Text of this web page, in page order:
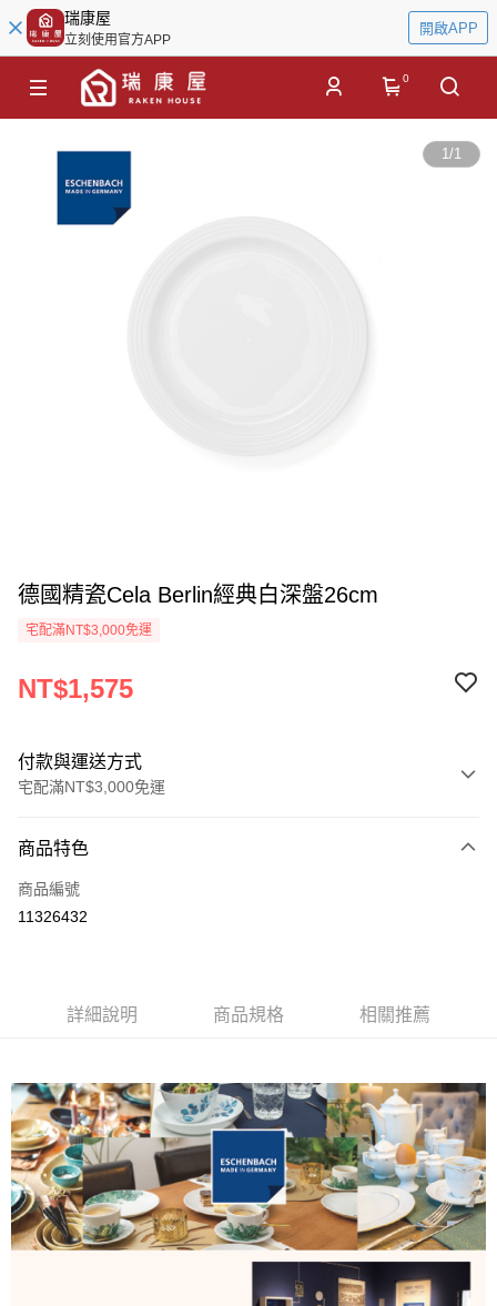
瑞康屋
立刻使用官方APP
開啟APP
0
1/1
德國精瓷Cela Berlin經典白深盤26cm
宅配滿NT$3,000免運
NT$1,575
付款與運送方式
宅配滿NT$3,000免運
信用卡一次付款
信用卡分期付款
上海商業儲蓄銀行
台北富邦商業銀行
匯豐（台灣）商業銀行
華泰商業銀行
聯邦商業銀行
遠東國際商業銀行
元大商業銀行
永豐商業銀行
玉山商業銀行
星展（台灣）商業銀行
台新國際商業銀行
中國信託商業銀行
台灣樂天信用卡公司
Apple Pay
AFTEE先享後付
相關說明
【關於「AFTEE先享後付」】
AFTEE先享後付是「在收到商品之後才付款」的支付方式。 讓您購物簡單
便利好安心！
１．簡單：不需註冊會員、不需綁卡、不需儲值。
２．便利：只要手機號碼，簡訊認證，即可結帳。
３．安心：先確認商品／服務後，再付款。
ATM付款
運送方式
每筆NT$130，滿NT$3,000(含以上)免運費
商品特色
商品編號
11326432
詳細說明 商品規格 相關推薦